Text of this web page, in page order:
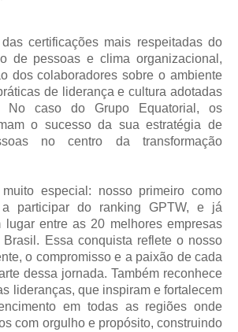
certificações mais respeitadas do
de pessoas e clima organizacional,
dos colaboradores sobre o ambiente
de liderança e cultura adotadas
No caso do Grupo Equatorial, os
o sucesso da sua estratégia de
no centro da transformação
especial: nosso primeiro como
participar do ranking GPTW, e já
lugar entre as 20 melhores empresas
Brasil. Essa conquista reflete o nosso
o compromisso e a paixão de cada
dessa jornada. Também reconhece
lideranças, que inspiram e fortalecem
em todas as regiões onde
com orgulho e propósito, construindo